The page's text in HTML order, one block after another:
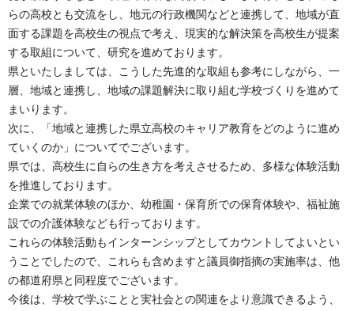
らの高校とも交流をし、地元の行政機関などと連携して、地域が直
面する課題を高校生の視点で考え、現実的な解決策を高校生が提案
する取組について、研究を進めております。
県といたしましては、こうした先進的な取組も参考にしながら、一
層、地域と連携し、地域の課題解決に取り組む学校づくりを進めて
まいります。
次に、「地域と連携した県立高校のキャリア教育をどのように進め
ていくのか」についてでございます。
県では、高校生に自らの生き方を考えさせるため、多様な体験活動
を推進しております。
企業での就業体験のほか、幼稚園・保育所での保育体験や、福祉施
設での介護体験なども行っております。
これらの体験活動もインターンシップとしてカウントしてよいとい
うことでしたので、これらも含めますと議員御指摘の実施率は、他
の都道府県と同程度でございます。
今後は、学校で学ぶことと実社会との関連をより意識できるよう、